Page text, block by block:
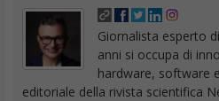
Giornalista esperto
anni si occupa di
hardware, software
editoriale della rivista scientifica